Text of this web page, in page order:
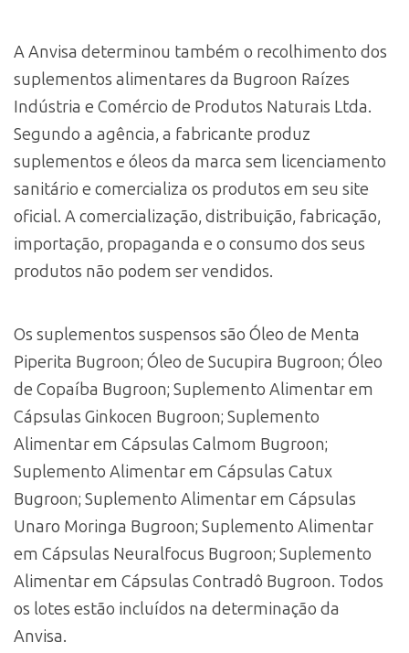
A Anvisa determinou também o recolhimento dos
suplementos alimentares da Bugroon Raízes
Indústria e Comércio de Produtos Naturais Ltda.
Segundo a agência, a fabricante produz
suplementos e óleos da marca sem licenciamento
sanitário e comercializa os produtos em seu site
oficial. A comercialização, distribuição, fabricação,
importação, propaganda e o consumo dos seus
produtos não podem ser vendidos.
Os suplementos suspensos são Óleo de Menta
Piperita Bugroon; Óleo de Sucupira Bugroon; Óleo
de Copaíba Bugroon; Suplemento Alimentar em
Cápsulas Ginkocen Bugroon; Suplemento
Alimentar em Cápsulas Calmom Bugroon;
Suplemento Alimentar em Cápsulas Catux
Bugroon; Suplemento Alimentar em Cápsulas
Unaro Moringa Bugroon; Suplemento Alimentar
em Cápsulas Neuralfocus Bugroon; Suplemento
Alimentar em Cápsulas Contradô Bugroon. Todos
os lotes estão incluídos na determinação da
Anvisa.